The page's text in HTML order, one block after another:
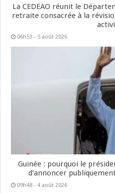
La CEDEAO réunit le
retraite consacrée à la
06h53 - 5 août 2026
Guinée : pourquoi le
d’annoncer
09h48 - 4 août 2026